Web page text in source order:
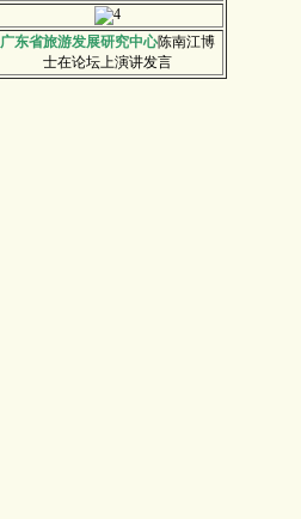
广东省旅游发展研究中心陈南江博
士在论坛上演讲发言